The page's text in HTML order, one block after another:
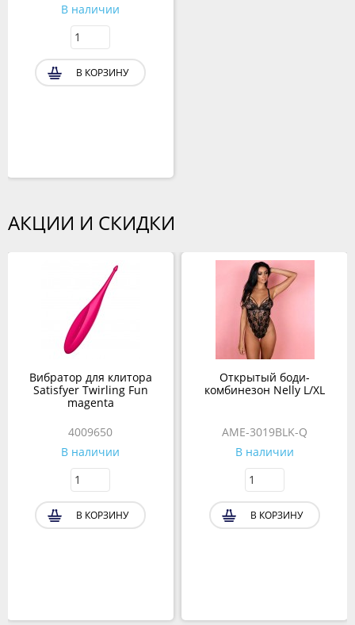
В наличии
В КОРЗИНУ
АКЦИИ И СКИДКИ
Вибратор для клитора
Satisfyer Twirling Fun
magenta
4009650
В наличии
В КОРЗИНУ
Открытый боди-
комбинезон Nelly L/XL
AME-3019BLK-Q
В наличии
В КОРЗИНУ